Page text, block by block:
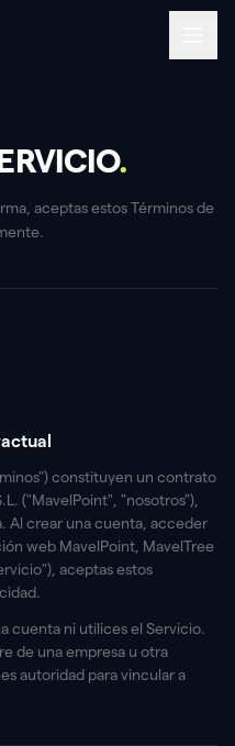
.
aceptas estos Términos de
constituyen un contrato
("MavelPoint", "nosotros"),
Al crear una cuenta, acceder
web MavelPoint, MavelTree
aceptas estos
cuenta ni utilices el Servicio.
de una empresa u otra
autoridad para vincular a